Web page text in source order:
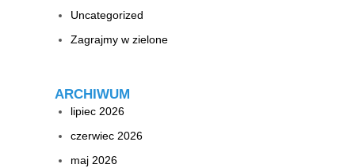
Uncategorized
Zagrajmy w zielone
ARCHIWUM
lipiec 2026
czerwiec 2026
maj 2026